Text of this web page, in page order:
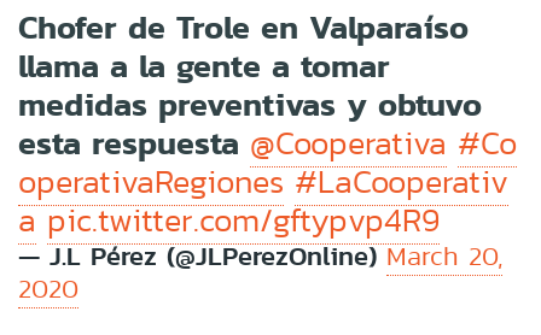
Chofer de Trole en Valparaíso
llama a la gente a tomar
medidas preventivas y obtuvo
esta respuesta @Cooperativa #Co
operativaRegiones #LaCooperativ
a pic.twitter.com/gftypvp4R9
— J.L Pérez (@JLPerezOnline)March 20,
2020